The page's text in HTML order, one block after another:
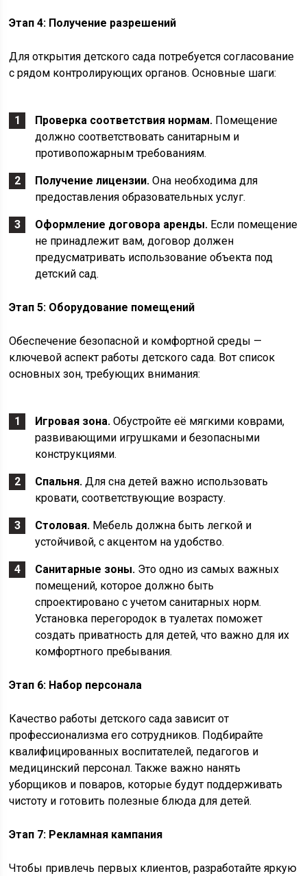
Этап 4: Получение разрешений
Для открытия детского сада потребуется согласование
с рядом контролирующих органов. Основные шаги:
Проверка соответствия нормам. Помещение
должно соответствовать санитарным и
противопожарным требованиям.
Получение лицензии. Она необходима для
предоставления образовательных услуг.
Оформление договора аренды. Если помещение
не принадлежит вам, договор должен
предусматривать использование объекта под
детский сад.
Этап 5: Оборудование помещений
Обеспечение безопасной и комфортной среды —
ключевой аспект работы детского сада. Вот список
основных зон, требующих внимания:
Игровая зона. Обустройте её мягкими коврами,
развивающими игрушками и безопасными
конструкциями.
Спальня. Для сна детей важно использовать
кровати, соответствующие возрасту.
Столовая. Мебель должна быть легкой и
устойчивой, с акцентом на удобство.
Санитарные зоны. Это одно из самых важных
помещений, которое должно быть
спроектировано с учетом санитарных норм.
Установка перегородок в туалетах поможет
создать приватность для детей, что важно для их
комфортного пребывания.
Этап 6: Набор персонала
Качество работы детского сада зависит от
профессионализма его сотрудников. Подбирайте
квалифицированных воспитателей, педагогов и
медицинский персонал. Также важно нанять
уборщиков и поваров, которые будут поддерживать
чистоту и готовить полезные блюда для детей.
Этап 7: Рекламная кампания
Чтобы привлечь первых клиентов, разработайте яркую